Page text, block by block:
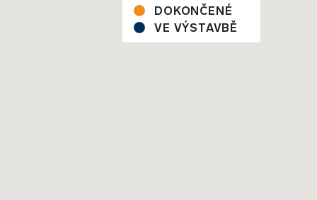
DOKONČENÉ
VE VÝSTAVBĚ